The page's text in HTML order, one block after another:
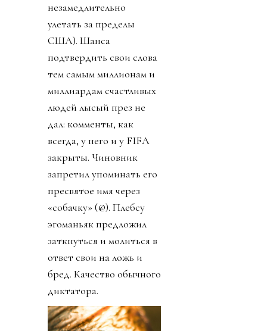
незамедлительно
улетать за пределы
США). Шанса
подтвердить свои слова
тем самым миллионам и
миллиардам счастливых
людей лысый през не
дал: комменты, как
всегда, у него и у FIFA
закрыты. Чиновник
запретил упоминать его
пресвятое имя через
«собачку» (@). Плебсу
эгоманьяк предложил
заткнуться и молиться в
ответ свои на ложь и
бред. Качество обычного
диктатора.